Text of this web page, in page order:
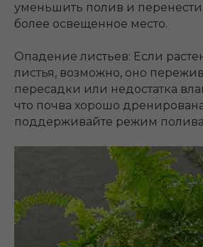
уменьшить полив и перенести
более освещенное место.
Опадение листьев: Если
листья, возможно, оно
пересадки или недостатка
что почва хорошо
поддерживайте режим